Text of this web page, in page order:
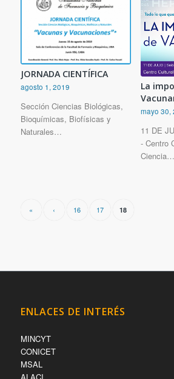
JORNADA CIENTÍFICA
agosto 1, 2019
Sección Ciencias Biológicas,
Bioquímicas, Biofísicas y
Naturales…
La
mayo 30,
11 DE
- Centro
Ciencia…
« ‹ 16 17 18
ENLACES DE INTERÉS
MINCYT
CONICET
MSAL